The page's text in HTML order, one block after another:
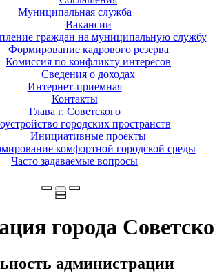
Муниципальная служба
Вакансии
граждан на муниципальную службу
Формирование кадрового резерва
Комиссия по конфликту интересов
Сведения о доходах
Интернет-приемная
Контакты
Глава г. Советского
городских пространств
Инициативные проекты
комфортной городской среды
Часто задаваемые вопросы
города
администрации